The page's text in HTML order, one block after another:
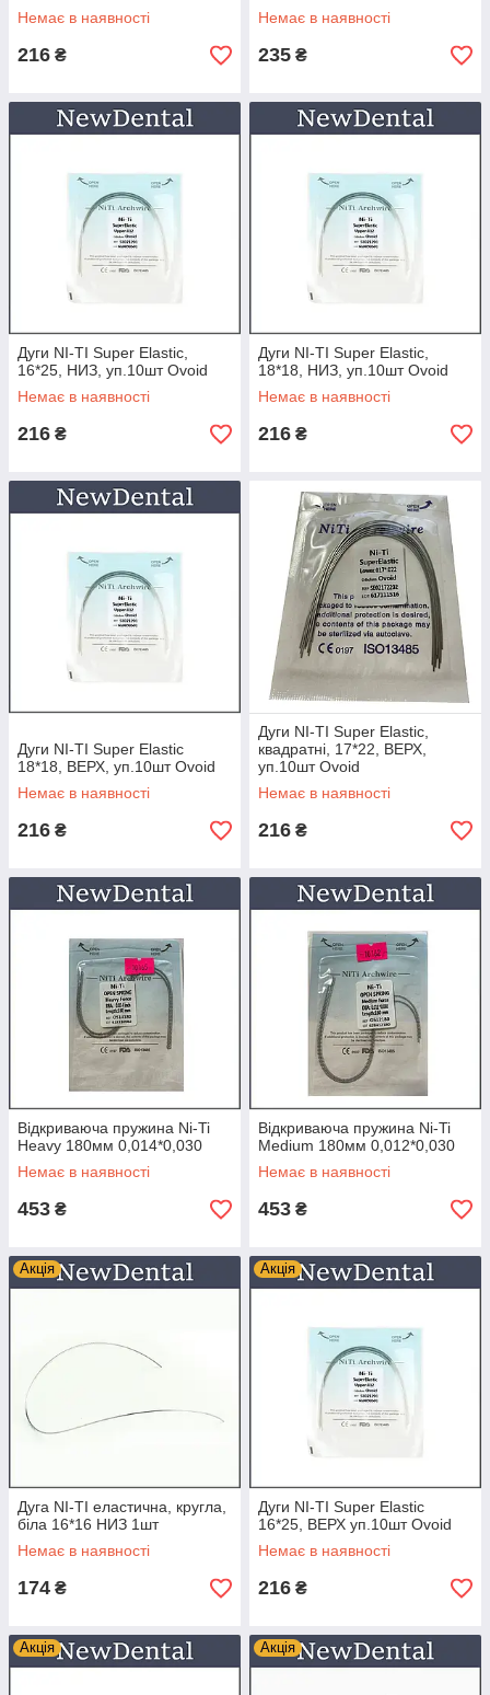
Немає в наявності
216 ₴
Немає в наявності
235 ₴
Дуги NI-TI Super Elastic,
16*25, НИЗ, уп.10шт Ovoid
Немає в наявності
216 ₴
Дуги NI-TI Super Elastic,
18*18, НИЗ, уп.10шт Ovoid
Немає в наявності
216 ₴
Дуги NI-TI Super Elastic
18*18, ВЕРХ, уп.10шт Ovoid
Немає в наявності
216 ₴
Дуги NI-TI Super Elastic,
квадратні, 17*22, ВЕРХ,
уп.10шт Ovoid
Немає в наявності
216 ₴
Відкриваюча пружина Ni-Ti
Heavy 180мм 0,014*0,030
Немає в наявності
453 ₴
Відкриваюча пружина Ni-Ti
Medium 180мм 0,012*0,030
Немає в наявності
453 ₴
Акція
Дуга NI-TI еластична, кругла,
біла 16*16 НИЗ 1шт
Немає в наявності
174 ₴
Акція
Дуги NI-TI Super Elastic
16*25, ВЕРХ уп.10шт Ovoid
Немає в наявності
216 ₴
Акція Акція